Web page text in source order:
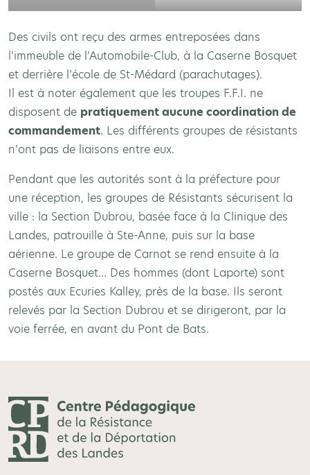
Des civils ont reçu des armes entreposées dans
l’immeuble de l’Automobile-Club, à la Caserne Bosquet
et derrière l’école de St-Médard (parachutages).
Il est à noter également que les troupes F.F.I. ne
disposent de pratiquement aucune coordination de
commandement. Les différents groupes de résistants
n’ont pas de liaisons entre eux.
Pendant que les autorités sont à la préfecture pour
une réception, les groupes de Résistants sécurisent la
ville : la Section Dubrou, basée face à la Clinique des
Landes, patrouille à Ste-Anne, puis sur la base
aérienne. Le groupe de Carnot se rend ensuite à la
Caserne Bosquet… Des hommes (dont Laporte) sont
postés aux Ecuries Kalley, près de la base. Ils seront
relevés par la Section Dubrou et se dirigeront, par la
voie ferrée, en avant du Pont de Bats.